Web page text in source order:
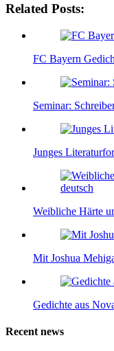
Related Posts:
FC Bayern
Seminar:
Junges
Weibliche Härte
Mit Joshua
Gedichte aus
Recent news